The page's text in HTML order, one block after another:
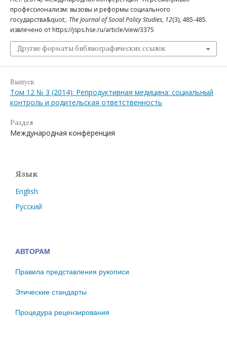
профессионализм: вызовы и реформы социального
государства&quot;. The Journal of Social Policy Studies, 12(3), 485-485.
извлечено от https://jsps.hse.ru/article/view/3375
Другие форматы библиографических ссылок
Выпуск
Том 12 № 3 (2014): Репродуктивная медицина: социальный
контроль и родительская ответственность
Раздел
Международная конференция
Язык
English
Русский
АВТОРАМ
Правила представления рукописи
Этические стандарты
Процедура рецензирования